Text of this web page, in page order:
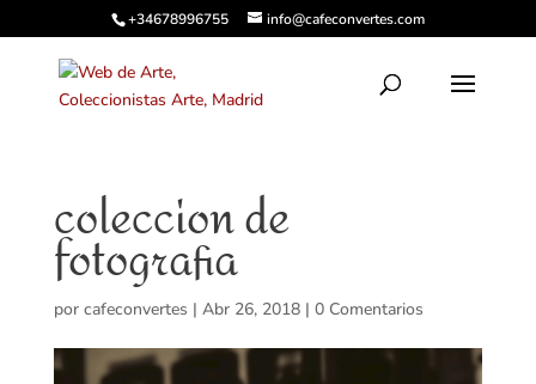
+34678996755 info@cafeconvertes.com
coleccion de
fotografia
por cafeconvertes | Abr 26, 2018| 0 Comentarios